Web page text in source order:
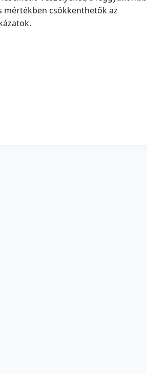
mértékben csökkenthetők az